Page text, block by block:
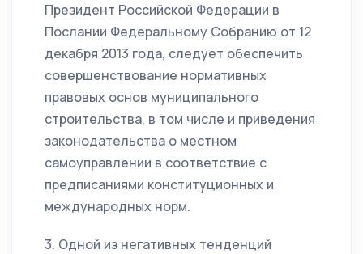
Президент Российской Федерации в
Послании Федеральному Собранию от 12
декабря 2013 года, следует обеспечить
совершенствование нормативных
правовых основ муниципального
строительства, в том числе и приведения
законодательства о местном
самоуправлении в соответствие с
предписаниями конституционных и
международных норм.
3. Одной из негативных тенденций